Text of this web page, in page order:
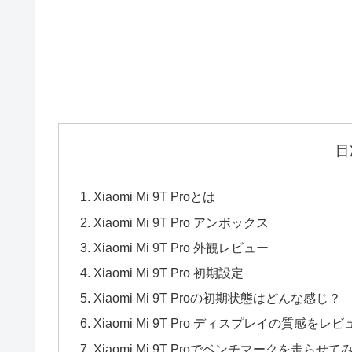
Xiaomi Mi 9T Proとは
Xiaomi Mi 9T Pro アンボックス
Xiaomi Mi 9T Pro 外観レビュー
Xiaomi Mi 9T Pro 初期設定
Xiaomi Mi 9T Proの初期状態はどんな感じ？
Xiaomi Mi 9T Pro ディスプレイの質感をレビ
Xiaomi Mi 9T Proでベンチマークを走らせて